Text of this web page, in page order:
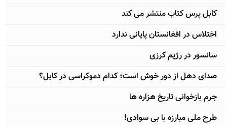
کابل پرس کتاب منتشر می کند
اختلاس در افغانستان پایانی ندارد
سانسور در رژيم کرزی
صدای دهل از دور خوش است؛ کدام دموکراسی در کابل؟
جرم بازخوانی تاریخ هزاره ها
طرح ملی مبارزه با بی سوادی!